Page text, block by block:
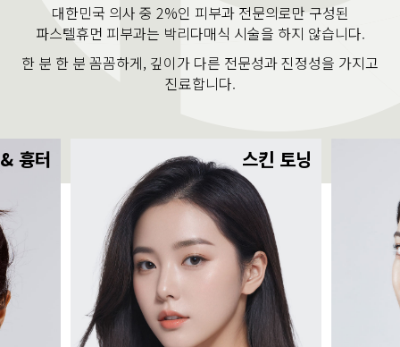
대한민국 의사 중 2%인 피부과 전문의로만 구성된
파스텔휴먼 피부과는 박리다매식 시술을 하지 않습니다.
한 분 한 분 꼼꼼하게, 깊이가 다른 전문성과 진정성을 가지고
진료합니다.
흉터 스킨 토닝